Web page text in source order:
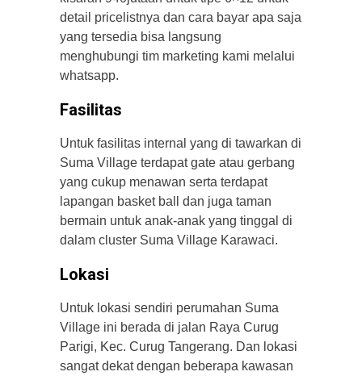
detail pricelistnya dan cara bayar apa saja
yang tersedia bisa langsung
menghubungi tim marketing kami melalui
whatsapp.
Fasilitas
Untuk fasilitas internal yang di tawarkan di
Suma Village terdapat gate atau gerbang
yang cukup menawan serta terdapat
lapangan basket ball dan juga taman
bermain untuk anak-anak yang tinggal di
dalam cluster Suma Village Karawaci.
Lokasi
Untuk lokasi sendiri perumahan Suma
Village ini berada di jalan Raya Curug
Parigi, Kec. Curug Tangerang. Dan lokasi
sangat dekat dengan beberapa kawasan